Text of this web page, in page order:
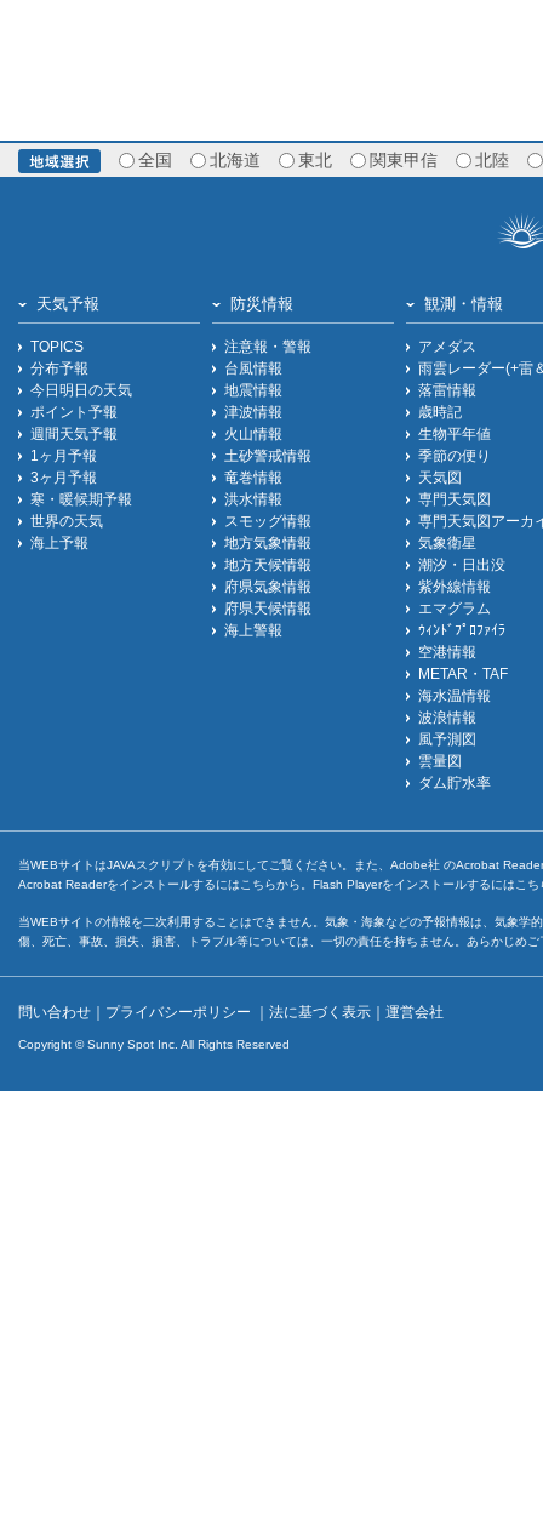
全国 北海道 東北 関東甲信 北陸
天気予報
TOPICS
分布予報
今日明日の天気
ポイント予報
週間天気予報
1ヶ月予報
3ヶ月予報
寒・暖候期予報
世界の天気
海上予報
防災情報
注意報・警報
台風情報
地震情報
津波情報
火山情報
土砂警戒情報
竜巻情報
洪水情報
スモッグ情報
地方気象情報
地方天候情報
府県気象情報
府県天候情報
海上警報
観測・情報
アメダス
雨雲レーダー(+雷
落雷情報
歳時記
生物平年値
季節の便り
天気図
専門天気図
専門天気図アーカ
気象衛星
潮汐・日出没
紫外線情報
エマグラム
ｳｨﾝﾄﾞﾌﾟﾛﾌｧｲﾗ
空港情報
METAR・TAF
海水温情報
波浪情報
風予測図
雲量図
ダム貯水率
当WEBサイトはJAVAスクリプトを有効にしてご覧ください。また、Adobe社 のAcrobat
Acrobat Readerをインストールするには こちらから。Flash Playerをインストールするには こち
当WEBサイトの情報を二次利用することはできません。気象・海象などの予報情報は、気象
傷、死亡、事故、損失、損害、トラブル等については、一切の責任を持ちません。あらかじめ
問い合わせ ｜ プライバシーポリシー ｜ 法に基づく表示 ｜ 運営会社
Copyright © Sunny Spot Inc. All Rights Reserved